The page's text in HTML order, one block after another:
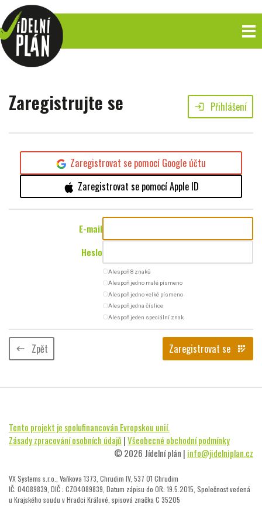
Zaregistrujte se login Přihlášení
Zaregistrovat se pomocí Google účtu
Zaregistrovat se pomocí Apple ID
E-mail
Heslo
radio_button_uncheckedAlespoň 8 znaků
radio_button_uncheckedAlespoň jedno malé písmeno
radio_button_uncheckedAlespoň jedno velké písmeno
radio_button_uncheckedAlespoň jedna číslice
radio_button_uncheckedAlespoň jeden speciální znak
keyboard_backspace Zpět Zaregistrovat se app_registration
Tento projekt je spolufinancován Evropskou unií.
Zásady zpracování osobních údajů |Všeobecné obchodní podmínky
© 2026 Jídelní plán | info@jidelniplan.cz
VX Systems s.r.o., Vaňkova 1373, Chrudim IV, 537 01 Chrudim
IČ: 04089839, DIČ : CZ04089839, Datum zápisu do OR: 19.5.2015, Společnost vedená
u Krajského soudu v Hradci Králové, spisová značka C 35205